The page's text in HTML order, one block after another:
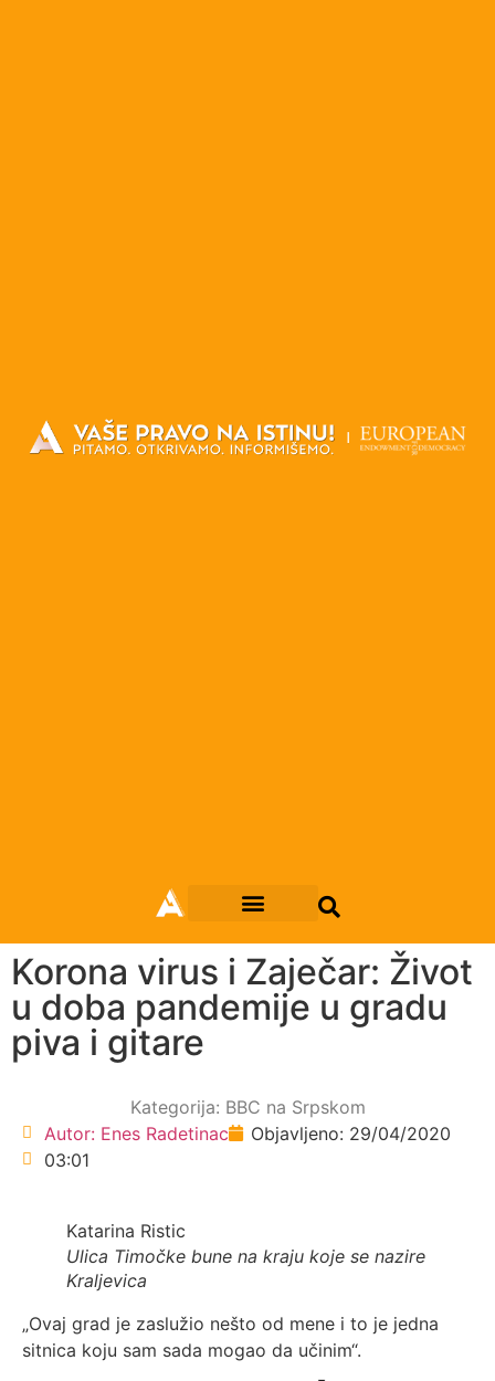
Korona virus i Zaječar: Život
u doba pandemije u gradu
piva i gitare
Kategorija: BBC na Srpskom
Autor: Enes Radetinac Objavljeno: 29/04/2020
03:01
Katarina Ristic
Ulica Timočke bune na kraju koje se nazire
Kraljevica
„Ovaj grad je zaslužio nešto od mene i to je jedna
sitnica koju sam sada mogao da učinim“.